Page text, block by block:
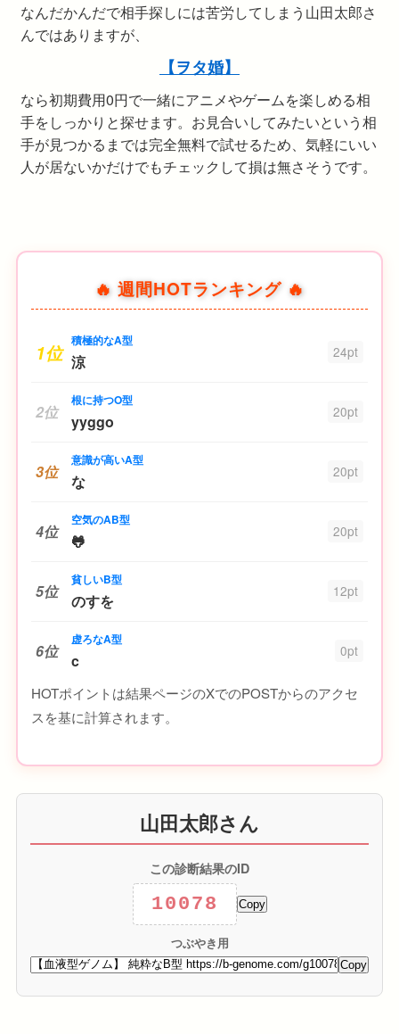
なんだかんだで相手探しには苦労してしまう山田太郎さ
んではありますが、
【ヲタ婚】
なら初期費用0円で一緒にアニメやゲームを楽しめる相
手をしっかりと探せます。お見合いしてみたいという相
手が見つかるまでは完全無料で試せるため、気軽にいい
人が居ないかだけでもチェックして損は無さそうです。
🔥 週間HOTランキング 🔥
1位 積極的なA型
涼 24pt
2位
根に持つO型
yyggo 20pt
3位
意識が高いA型
な 20pt
4位
空気のAB型
🐸 20pt
5位
貧しいB型
のすを 12pt
6位
虚ろなA型
c 0pt
HOTポイントは結果ページのXでのPOSTからのアクセ
スを基に計算されます。
山田太郎さん
この診断結果のID
10078 Copy
つぶやき用
Copy